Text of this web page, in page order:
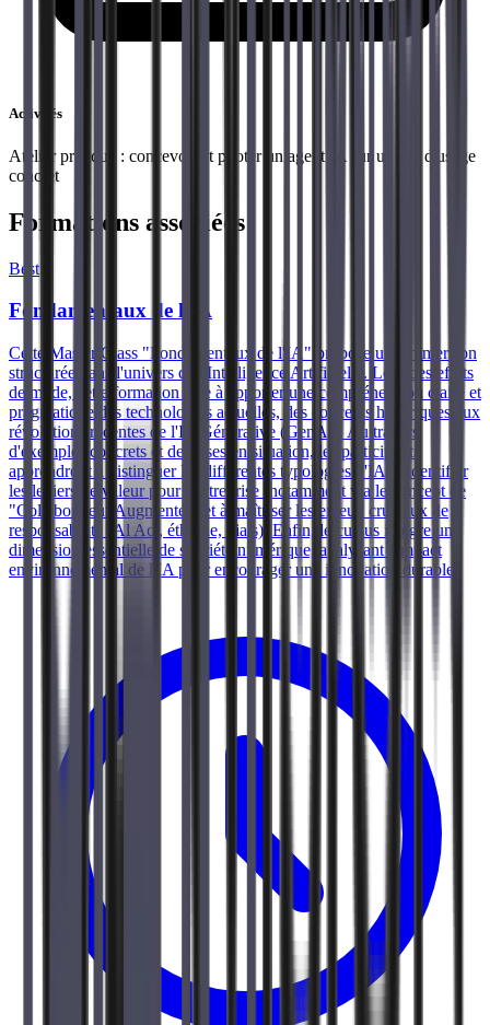
Activités
Atelier pratique : concevoir et piloter un agent IA sur un cas d'usage
concret
Formations associées
Best
Fondamentaux de l'IA
Cette Master Class "Fondamentaux de l'IA" propose une immersion
structurée dans l'univers de l'Intelligence Artificielle. Loin des effets
de mode, cette formation vise à apporter une compréhension claire et
pragmatique des technologies actuelles, des concepts historiques aux
révolutions récentes de l'IA Générative (GenAI). Au travers
d'exemples concrets et de mises en situation, les participants
apprendront à distinguer les différentes typologies d'IA, à identifier
les leviers de valeur pour l'entreprise (notamment via le concept de
"Collaborateur Augmenté") et à maîtriser les enjeux cruciaux de
responsabilité (Al Act, éthique, biais). Enfin, le cursus intègre une
dimension essentielle de sobriété numérique, analysant l'impact
environnemental de l'IA pour encourager une innovation durable.